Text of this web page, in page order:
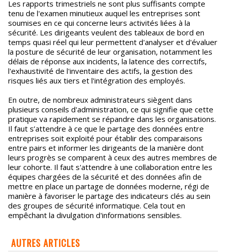
Les rapports trimestriels ne sont plus suffisants compte
tenu de l'examen minutieux auquel les entreprises sont
soumises en ce qui concerne leurs activités liées à la
sécurité. Les dirigeants veulent des tableaux de bord en
temps quasi réel qui leur permettent d'analyser et d'évaluer
la posture de sécurité de leur organisation, notamment les
délais de réponse aux incidents, la latence des correctifs,
l'exhaustivité de l'inventaire des actifs, la gestion des
risques liés aux tiers et l'intégration des employés.
En outre, de nombreux administrateurs siègent dans
plusieurs conseils d'administration, ce qui signifie que cette
pratique va rapidement se répandre dans les organisations.
Il faut s’attendre à ce que le partage des données entre
entreprises soit exploité pour établir des comparaisons
entre pairs et informer les dirigeants de la manière dont
leurs progrès se comparent à ceux des autres membres de
leur cohorte. Il faut s'attendre à une collaboration entre les
équipes chargées de la sécurité et des données afin de
mettre en place un partage de données moderne, régi de
manière à favoriser le partage des indicateurs clés au sein
des groupes de sécurité informatique. Cela tout en
empêchant la divulgation d'informations sensibles.
AUTRES ARTICLES